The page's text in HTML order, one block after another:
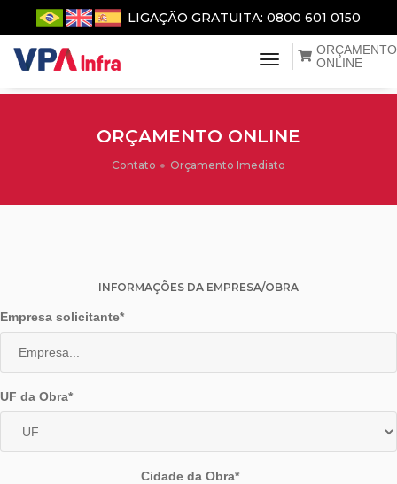
LIGAÇÃO GRATUITA: 0800 601 0150
menu de
ORÇAMENTO
ONLINE
ORÇAMENTO ONLINE
Contato Orçamento Imediato
INFORMAÇÕES DA EMPRESA/OBRA
Empresa solicitante*
UF da Obra*
Cidade da Obra*